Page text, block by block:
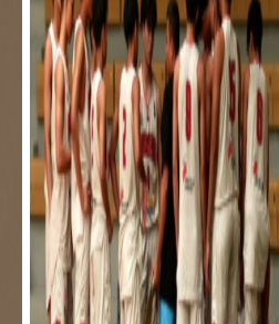
NO NA: Girl Group Baru
Indonesia di Panggung Dunia,
Kisah Insiratif Shazfa Adesya
Juni 5, 2025
NO NA, girl group baru asal
Indonesia ini, namanya tengah
ramaikan kancah musik global di
bawah naungan label musik
internasional 88rising. Dikenal atas
kesuksesannya mengorbitkan talenta
Asia ke panggung dunia, 88rising
membentuk NO NA dengan empat so